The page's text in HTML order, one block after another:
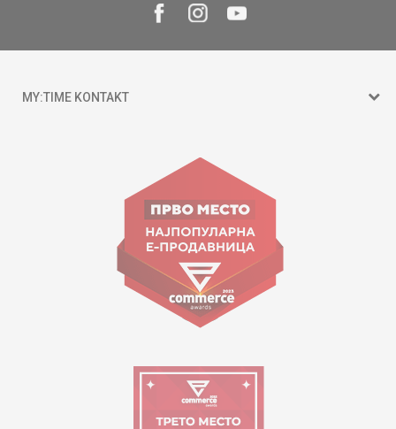
MY:TIME KONTAKT
Goce Nikolovski 74 Shkup
contact@mytime.mk
Orari i punës:
09:00 - 17:00